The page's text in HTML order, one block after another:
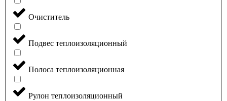
Очиститель
Подвес теплоизоляционный
Полоса теплоизоляционная
Рулон теплоизоляционный